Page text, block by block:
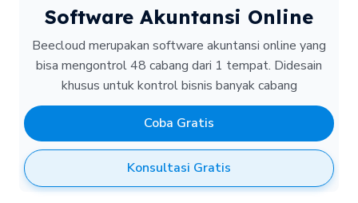
Software Akuntansi Online
Beecloud merupakan software akuntansi online yang
bisa mengontrol 48 cabang dari 1 tempat. Didesain
khusus untuk kontrol bisnis banyak cabang
Coba Gratis
Konsultasi Gratis